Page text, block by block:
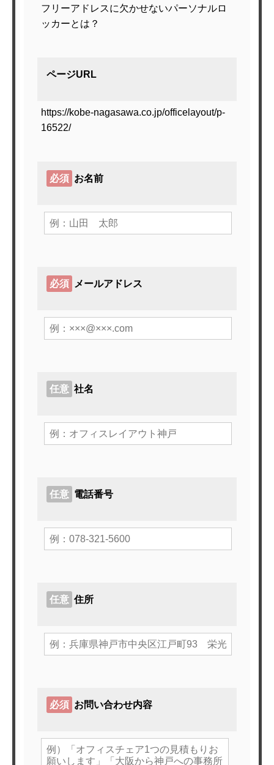
フリーアドレスに欠かせないパーソナルロ
ッカーとは？
ページURL
https://kobe-nagasawa.co.jp/officelayout/p-
16522/
必須 お名前
必須 メールアドレス
任意 社名
任意 電話番号
任意 住所
必須 お問い合わせ内容